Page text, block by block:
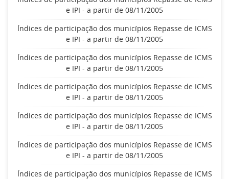
e IPI - a partir de 08/11/2005
Índices de participação dos municípios Repasse de ICMS
e IPI - a partir de 08/11/2005
Índices de participação dos municípios Repasse de ICMS
e IPI - a partir de 08/11/2005
Índices de participação dos municípios Repasse de ICMS
e IPI - a partir de 08/11/2005
Índices de participação dos municípios Repasse de ICMS
e IPI - a partir de 08/11/2005
Índices de participação dos municípios Repasse de ICMS
e IPI - a partir de 08/11/2005
Índices de participação dos municípios Repasse de ICMS